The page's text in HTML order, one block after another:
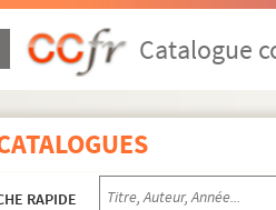
Catalogue
RAPIDE